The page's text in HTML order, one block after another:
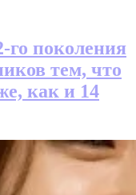
поколения
тем, что
как и 14